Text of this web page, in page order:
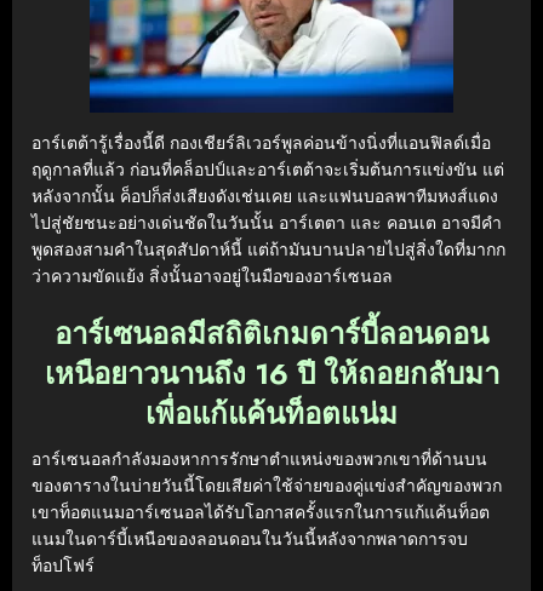
อาร์เตต้ารู้เรื่องนี้ดี กองเชียร์ลิเวอร์พูลค่อนข้างนิ่งที่แอนฟิลด์เมื่อ
ฤดูกาลที่แล้ว ก่อนที่คล็อปป์และอาร์เตต้าจะเริ่มต้นการแข่งขัน แต่
หลังจากนั้น ค็อปก็ส่งเสียงดังเช่นเคย และแฟนบอลพาทีมหงส์แดง
ไปสู่ชัยชนะอย่างเด่นชัดในวันนั้น อาร์เตตา และ คอนเต อาจมีคำ
พูดสองสามคำในสุดสัปดาห์นี้ แต่ถ้ามันบานปลายไปสู่สิ่งใดที่มากก
ว่าความขัดแย้ง สิ่งนั้นอาจอยู่ในมือของอาร์เซนอล
อาร์เซนอลมีสถิติเกมดาร์บี้ลอนดอน
เหนือยาวนานถึง 16 ปี ให้ถอยกลับมา
เพื่อแก้แค้นท็อตแน่ม
อาร์เซนอลกำลังมองหาการรักษาตำแหน่งของพวกเขาที่ด้านบน
ของตารางในบ่ายวันนี้โดยเสียค่าใช้จ่ายของคู่แข่งสำคัญของพวก
เขาท็อตแนมอาร์เซนอลได้รับโอกาสครั้งแรกในการแก้แค้นท็อต
แนมในดาร์บี้เหนือของลอนดอนในวันนี้หลังจากพลาดการจบ
ท็อปโฟร์